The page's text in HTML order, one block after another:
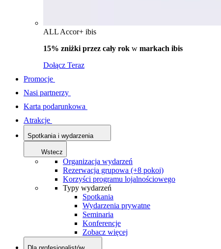
ALL Accor+ ibis
15% zniżki przez cały rok w markach ibis
Dołącz Teraz
Promocje
Nasi partnerzy
Karta podarunkowa
Atrakcje
Spotkania i wydarzenia
Wstecz
Organizacja wydarzeń
Rezerwacja grupowa (+8 pokoi)
Korzyści programu lojalnościowego
Typy wydarzeń
Spotkania
Wydarzenia prywatne
Seminaria
Konferencje
Zobacz więcej